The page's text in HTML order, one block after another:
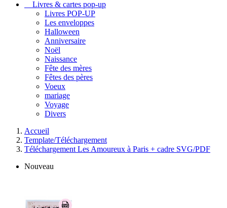
Livres & cartes pop-up
Livres POP-UP
Les enveloppes
Halloween
Anniversaire
Noël
Naissance
Fête des mères
Fêtes des pères
Voeux
mariage
Voyage
Divers
Accueil
Template/Téléchargement
Téléchargement Les Amoureux à Paris + cadre SVG/PDF
Nouveau